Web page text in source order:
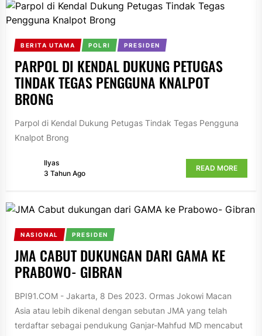
BERITA UTAMA POLRI PRESIDEN
PARPOL DI KENDAL DUKUNG PETUGAS
TINDAK TEGAS PENGGUNA KNALPOT
BRONG
Parpol di Kendal Dukung Petugas Tindak Tegas Pengguna
Knalpot Brong
Ilyas
3 Tahun Ago
READ MORE
NASIONAL PRESIDEN
JMA CABUT DUKUNGAN DARI GAMA KE
PRABOWO- GIBRAN
BPI91.COM - Jakarta, 8 Des 2023. Ormas Jokowi Macan
Asia atau lebih dikenal dengan sebutan JMA yang telah
terdaftar sebagai pendukung Ganjar-Mahfud MD mencabut